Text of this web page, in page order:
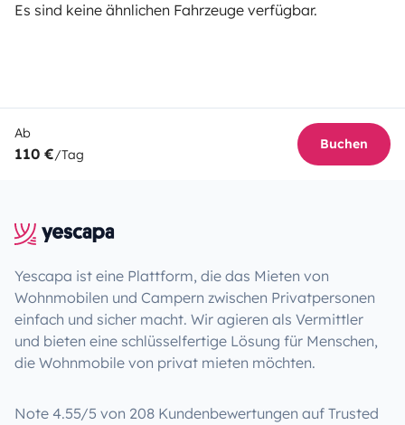
Es sind keine ähnlichen Fahrzeuge verfügbar.
Ab
110 €/Tag
Buchen
Yescapa ist eine Plattform, die das Mieten von
Wohnmobilen und Campern zwischen Privatpersonen
einfach und sicher macht. Wir agieren als Vermittler
und bieten eine schlüsselfertige Lösung für Menschen,
die Wohnmobile von privat mieten möchten.
Note 4.55/5 von 208 Kundenbewertungen auf Trusted